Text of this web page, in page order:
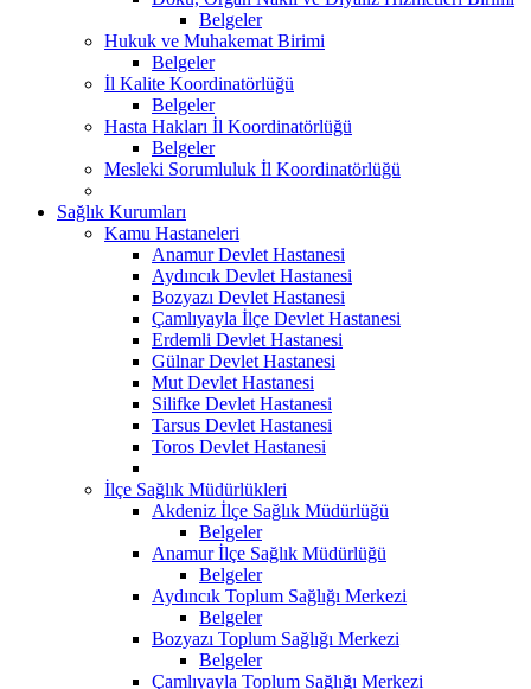
Belgeler
Hukuk ve Muhakemat Birimi
Belgeler
İl Kalite Koordinatörlüğü
Belgeler
Hasta Hakları İl Koordinatörlüğü
Belgeler
Mesleki Sorumluluk İl Koordinatörlüğü
Sağlık Kurumları
Kamu Hastaneleri
Anamur Devlet Hastanesi
Aydıncık Devlet Hastanesi
Bozyazı Devlet Hastanesi
Çamlıyayla İlçe Devlet Hastanesi
Erdemli Devlet Hastanesi
Gülnar Devlet Hastanesi
Mut Devlet Hastanesi
Silifke Devlet Hastanesi
Tarsus Devlet Hastanesi
Toros Devlet Hastanesi
İlçe Sağlık Müdürlükleri
Akdeniz İlçe Sağlık Müdürlüğü
Belgeler
Anamur İlçe Sağlık Müdürlüğü
Belgeler
Aydıncık Toplum Sağlığı Merkezi
Belgeler
Bozyazı Toplum Sağlığı Merkezi
Belgeler
Çamlıyayla Toplum Sağlığı Merkezi